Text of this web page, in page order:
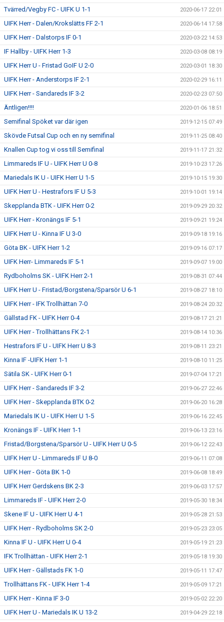
Tvärred/Vegby FC - UIFK U 1-1 2020-06-17 22:01
UIFK Herr - Dalen/Krokslätts FF 2-1 2020-06-14 17:58
UIFK Herr - Dalstorps IF 0-1 2020-03-22 14:53
IF Hallby - UIFK Herr 1-3 2020-03-08 08:19
UIFK Herr U - Fristad GoIF U 2-0 2020-03-01 18:30
UIFK Herr - Anderstorps IF 2-1 2020-02-29 16:11
UIFK Herr - Sandareds IF 3-2 2020-02-23 07:50
Äntligen!!!! 2020-01-06 18:51
Semifinal Spöket var där igen 2019-12-15 07:49
Skövde Futsal Cup och en ny semifinal 2019-11-25 08:40
Knallen Cup tog vi oss till Semifinal 2019-11-17 21:32
Limmareds IF U - UIFK Herr U 0-8 2019-10-23 17:26
Mariedals IK U - UIFK Herr U 1-5 2019-10-15 19:30
UIFK Herr U - Hestrafors IF U 5-3 2019-10-01 19:14
Skepplanda BTK - UIFK Herr 0-2 2019-09-29 20:32
UIFK Herr - Kronängs IF 5-1 2019-09-21 19:24
UIFK Herr U - Kinna IF U 3-0 2019-09-18 19:16
Göta BK - UIFK Herr 1-2 2019-09-16 07:17
UIFK Herr- Limmareds IF 5-1 2019-09-07 19:00
Rydboholms SK - UIFK Herr 2-1 2019-08-31 07:44
UIFK Herr U - Fristad/Borgstena/Sparsör U 6-1 2019-08-27 18:10
UIFK Herr - IFK Trollhättan 7-0 2019-08-24 20:32
Gällstad FK - UIFK Herr 0-4 2019-08-17 21:21
UIFK Herr - Trollhättans FK 2-1 2019-08-14 10:36
Hestrafors IF U - UIFK Herr U 8-3 2019-08-11 23:21
Kinna IF -UIFK Herr 1-1 2019-08-10 11:25
Sätila SK - UIFK Herr 0-1 2019-07-04 17:21
UIFK Herr - Sandareds IF 3-2 2019-06-27 22:46
UIFK Herr - Skepplanda BTK 0-2 2019-06-20 16:28
Mariedals IK U - UIFK Herr U 1-5 2019-06-16 22:45
Kronängs IF - UIFK Herr 1-1 2019-06-13 23:16
Fristad/Borgstena/Sparsör U - UIFK Herr U 0-5 2019-06-12 22:43
UIFK Herr U - Limmareds IF U 8-0 2019-06-11 07:08
UIFK Herr - Göta BK 1-0 2019-06-08 18:49
UIFK Herr Gerdskens BK 2-3 2019-06-03 17:57
Limmareds IF - UIFK Herr 2-0 2019-05-30 18:34
Skene IF U - UIFK Herr U 4-1 2019-05-28 21:53
UIFK Herr - Rydboholms SK 2-0 2019-05-23 23:05
Kinna IF U - UIFK Herr U 0-4 2019-05-19 21:23
IFK Trollhättan - UIFK Herr 2-1 2019-05-18 19:30
UIFK Herr - Gällstads FK 1-0 2019-05-11 17:47
Trollhättans FK - UIFK Herr 1-4 2019-05-09 17:21
UIFK Herr - Kinna IF 3-0 2019-05-02 22:20
UIFK Herr U - Mariedals IK U 13-2 2019-04-29 22:18